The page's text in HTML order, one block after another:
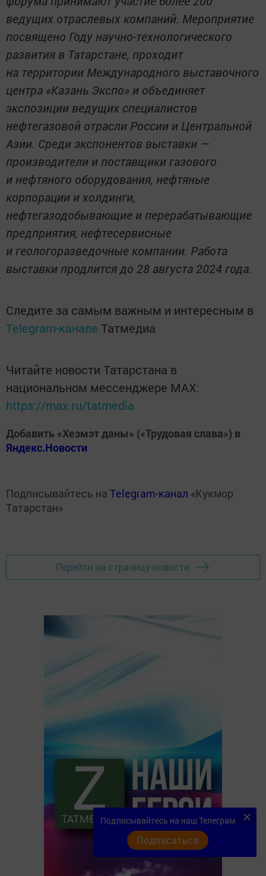
ведущих отраслевых компаний. Мероприятие
посвящено Году научно-технологического
развития в Татарстане, проходит
на территории Международного выставочного
центра «Казань Экспо» и объединяет
экспозиции ведущих специалистов
нефтегазовой отрасли России и Центральной
Азии. Среди экспонентов выставки —
производители и поставщики газового
и нефтяного оборудования, нефтяные
корпорации и холдинги,
нефтегазодобывающие и перерабатывающие
предприятия, нефтесервисные
и геологоразведочные компании. Работа
выставки продлится до 28 августа 2024 года.
Следите за самым важным и интересным в
Telegram-канале Татмедиа
Читайте новости Татарстана в
национальном мессенджере MАХ:
https://max.ru/tatmedia
Добавить «Хезмэт даны» («Трудовая слава») в
Яндекс.Новости
Подписывайтесь на Telegram-канал «Кукмор
Татарстан»
Перейти на страницу новости
Подписывайтесь на наш Телеграм
Подписаться